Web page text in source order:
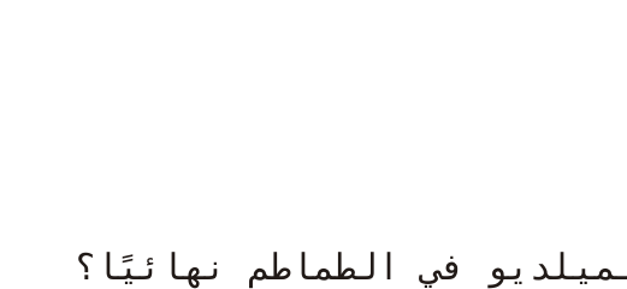
في الطماطم نهائيًا؟